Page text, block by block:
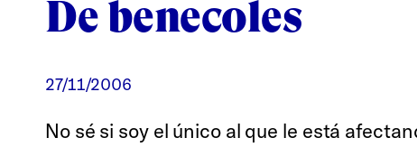
De benecoles
27/11/2006
No sé si soy el único al que le está